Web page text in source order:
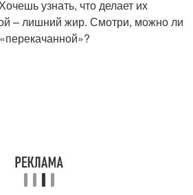
узнать, что делает их
– лишний жир. Смотри, можно ли